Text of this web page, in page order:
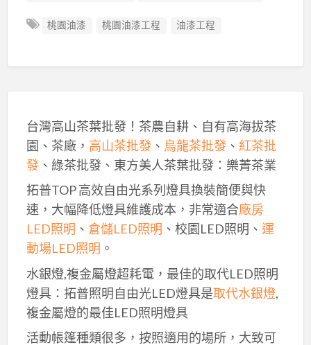
桃園油漆 桃園油漆工程 油漆工程
台灣高山茶葉批發！茶農自耕、自有高海拔茶
園、茶廠， 高山茶批發、 烏龍茶批發、 紅茶批
發、綠茶批發、東方美人茶葉批發：樂菁茶業
拓普TOP 高效自由光系列燈具換裝簡便與快
速，大幅降低燈具維護成本，非常適合廠房
LED照明 、 倉儲LED照明 、校園LED照明、 運
動場LED照明 。
水銀燈,複金屬燈超耗電，最佳的取代LED照明
燈具：拓普照明自由光LED燈具是取代水銀燈,
複金屬燈的最佳LED照明燈具
活動帳篷種類很多，按照適用的場所，大致可